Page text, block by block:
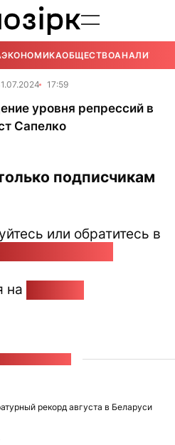
ЭКОНОМИКАОБЩЕСТВОАНАЛИТИКА
17:59
уровня репрессий в
Сапелко
подписчикам
или обратитесь в
на
рекорд августа в Беларуси